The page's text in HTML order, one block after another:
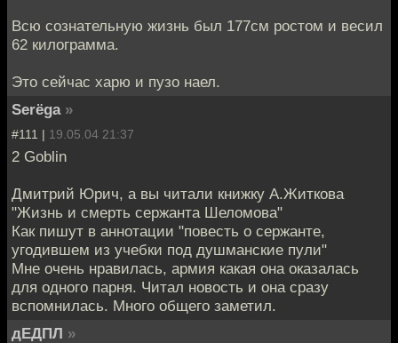
Всю сознательную жизнь был 177см ростом и весил
62 килограмма.
Это сейчас харю и пузо наел.
Serёga »
#111 | 19.05.04 21:37
2 Goblin
Дмитрий Юрич, а вы читали книжку А.Житкова
"Жизнь и смерть сержанта Шеломова"
Как пишут в аннотации "повесть о сержанте,
угодившем из учебки под душманские пули"
Мне очень нравилась, армия какая она оказалась
для одного парня. Читал новость и она сразу
вспомнилась. Много общего заметил.
дЕДПЛ »